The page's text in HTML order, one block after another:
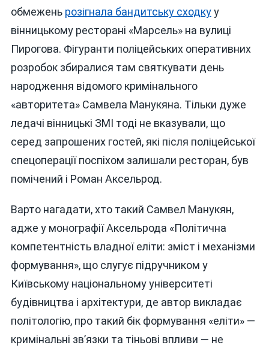
обмежень розігнала бандитську сходкуу
вінницькому ресторані «Марсель» на вулиці
Пирогова. Фігуранти поліцейських оперативних
розробок збиралися там святкувати день
народження відомого кримінального
«авторитета» Самвела Манукяна. Тільки дуже
ледачі вінницькі ЗМІ тоді не вказували, що
серед запрошених гостей, які після поліцейської
спецоперації поспіхом залишали ресторан, був
помічений і Роман Аксельрод.
Варто нагадати, хто такий Самвел Манукян,
адже у монографії Аксельрода «Політична
компетентність владної еліти: зміст і механізми
формування», що слугує підручником у
Київському національному університеті
будівництва і архітектури, де автор викладає
політологію, про такий бік формування «еліти» —
кримінальні зв’язки та тіньові впливи — не